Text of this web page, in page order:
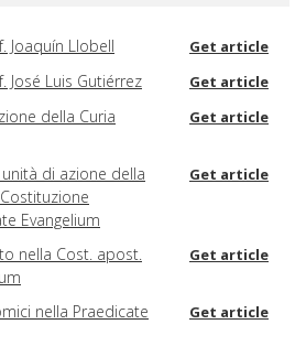
Joaquín Llobell Get article
José Luis Gutiérrez Get article
della Curia
Get article
di azione della
Evangelium
Get article
nella Cost. apost.
Get article
nella Praedicate
Get article